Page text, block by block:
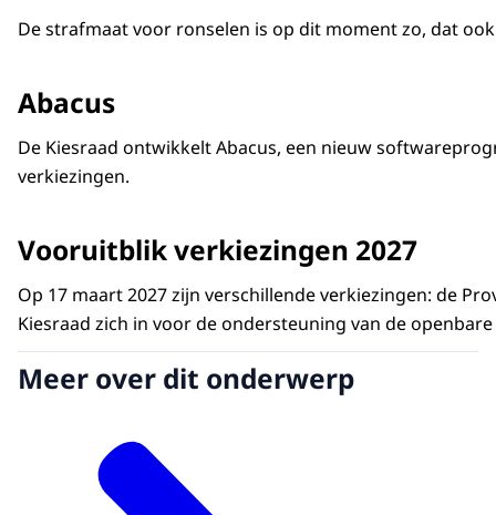
De strafmaat voor ronselen is op dit moment zo, dat
Abacus
De Kiesraad ontwikkelt Abacus, een nieuw
verkiezingen.
Vooruitblik verkiezingen 2027
Op 17 maart 2027 zijn verschillende verkiezingen: de
Kiesraad zich in voor de ondersteuning van de
Meer over dit onderwerp